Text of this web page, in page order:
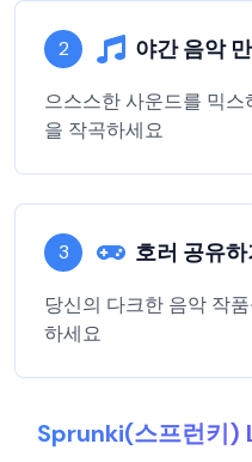
2 야간 음악
으스스한 사운드를 믹
을 작곡하세요
3 호러 공유하
당신의 다크한 음악 작
하세요
Sprunki(스프런키)